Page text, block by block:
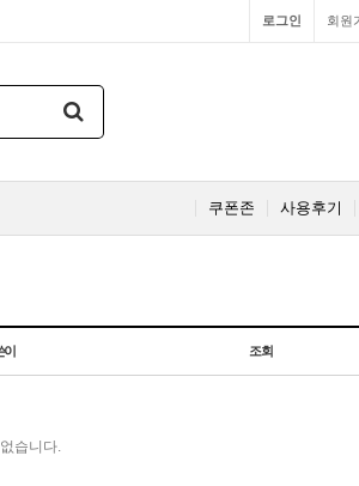
회원
로그인
사용후기
쿠폰존
이 조회
습니다.